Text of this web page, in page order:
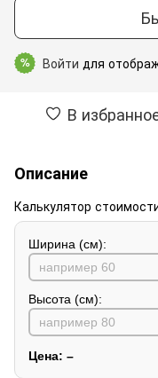
% Войти для
В
Описание
Калькулятор
Ширина (см):
Высота (см):
Цена: –